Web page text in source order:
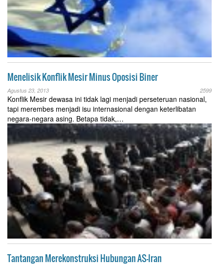
Menelisik Konflik Mesir Minus Oposisi Biner
Agustus 23, 2013 2599
Konflik Mesir dewasa ini tidak lagi menjadi perseteruan nasional,
tapi merembes menjadi isu internasional dengan keterlibatan
negara-negara asing. Betapa tidak,…
Tantangan Merekonstruksi Hubungan AS-Iran